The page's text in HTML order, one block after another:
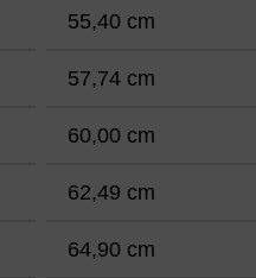
55,40 cm
57,74 cm
60,00 cm
62,49 cm
64,90 cm